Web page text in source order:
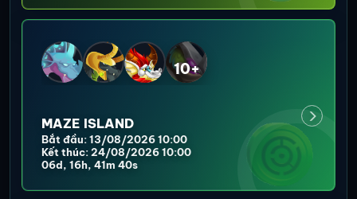
10+
MAZE ISLAND
Bắt đầu: 13/08/2026 10:00
Kết thúc: 24/08/2026 10:00
06d, 16h, 41m 37s